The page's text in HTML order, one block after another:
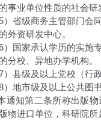
事业单位性质的社会研
5）省级商务主管部门
外资研发中心。
6）国家承认学历的实
分校、异地办学机构。
7）县级及以上党校（行
8）地市级及以上公共图书
通知第二条所称出版
物进口单位，科研院所